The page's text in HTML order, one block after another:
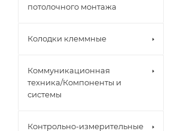
потолочного монтажа
Колодки клеммные
Коммуникационная
техника/Компоненты и
системы
Контрольно-измерительные